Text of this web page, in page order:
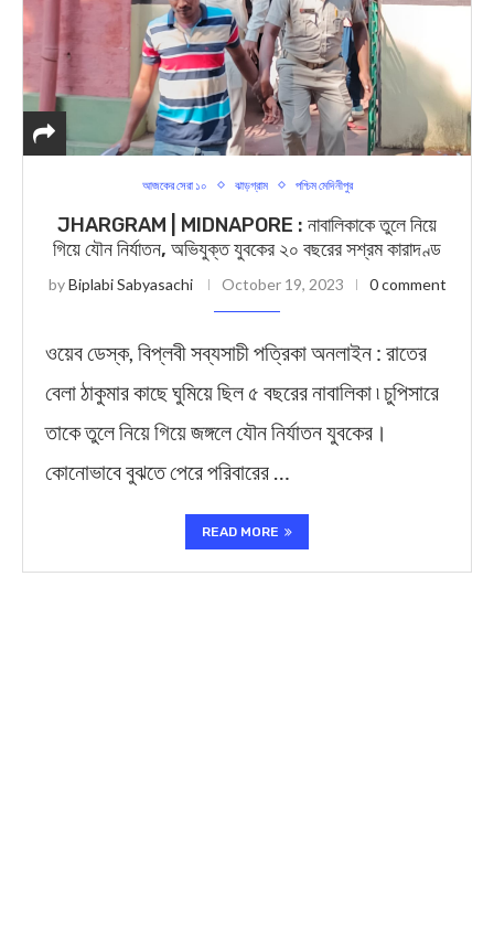
আজকের সেরা ১০ ঝাড়গ্রাম পশ্চিম মেদিনীপুর
JHARGRAM | MIDNAPORE : নাবালিকাকে তুলে নিয়ে
গিয়ে যৌন নির্যাতন, অভিযুক্ত যুবকের ২০ বছরের সশ্রম কারাদণ্ড
byBiplabi Sabyasachi October 19, 2023 0 comment
ওয়েব ডেস্ক, বিপ্লবী সব্যসাচী পত্রিকা অনলাইন : রাতের
বেলা ঠাকুমার কাছে ঘুমিয়ে ছিল ৫ বছরের নাবালিকা ৷ চুপিসারে
তাকে তুলে নিয়ে গিয়ে জঙ্গলে যৌন নির্যাতন যুবকের।
কোনোভাবে বুঝতে পেরে পরিবারের …
READ MORE